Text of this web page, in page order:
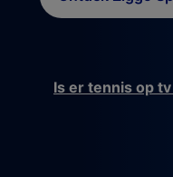
Is er tennis op